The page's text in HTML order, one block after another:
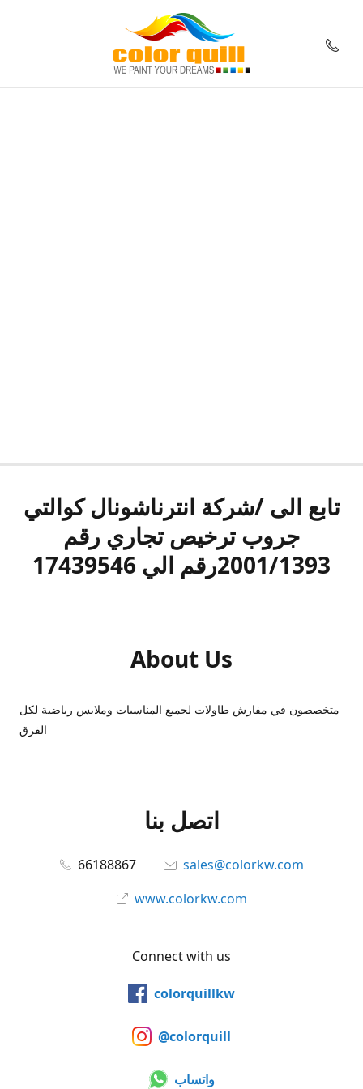
تابع الى /شركة انترناشونال كوالتي
جروب ترخيص تجاري رقم
2001/1393رقم الي 17439546
About Us
متخصصون في مفارش طاولات لجميع المناسبات وملابس رياضية لكل
الفرق
اتصل بنا
66188867
sales@colorkw.com
www.colorkw.com
Connect with us
colorquillkw
@colorquill
واتساب